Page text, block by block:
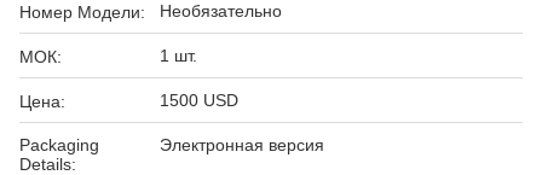
Номер Модели: Необязательно
МОК: 1 шт.
Цена: 1500 USD
Packaging
Details:
Электронная версия